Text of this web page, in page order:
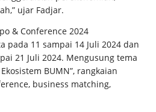
ujar Fadjar.
& Conference 2024
pada 11 sampai 14 Juli 2024 dan
21 Juli 2024. Mengusung tema
BUMN”, rangkaian
business matching,